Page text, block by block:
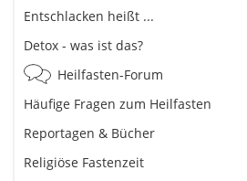
Entschlacken heißt ...
Detox - was ist das?
Heilfasten-Forum
Häufige Fragen zum Heilfasten
Reportagen & Bücher
Religiöse Fastenzeit